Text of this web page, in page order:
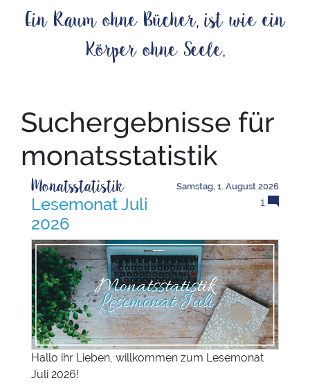
Ein Raum ohne Bücher, ist wie ein
Körper ohne Seele.
Suchergebnisse für
monatsstatistik
Samstag, 1. August 2026
1
Monatsstatistik
Lesemonat Juli
2026
Hallo ihr Lieben, willkommen zum Lesemonat
Juli 2026!